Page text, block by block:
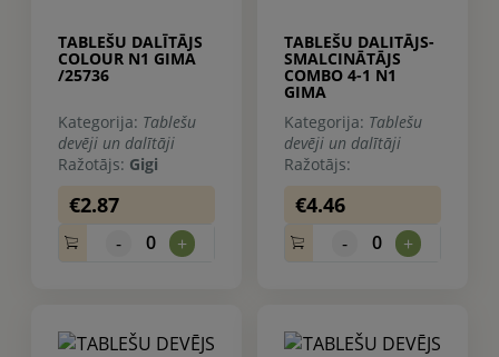
TABLEŠU DALĪTĀJS
COLOUR N1 GIMA
/25736
Kategorija: Tablešu
devēji un dalītāji
Ražotājs: Gigi
€2.87
- 0 +
TABLEŠU DALITĀJS-
SMALCINĀTĀJS
COMBO 4-1 N1
GIMA
Kategorija: Tablešu
devēji un dalītāji
Ražotājs:
€4.46
- 0 +